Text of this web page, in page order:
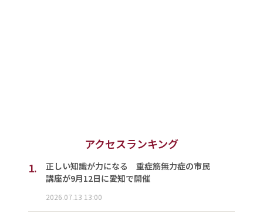
アクセスランキング
1.
正しい知識が力になる 重症筋無力症の市民
講座が9月12日に愛知で開催
2026.07.13 13:00